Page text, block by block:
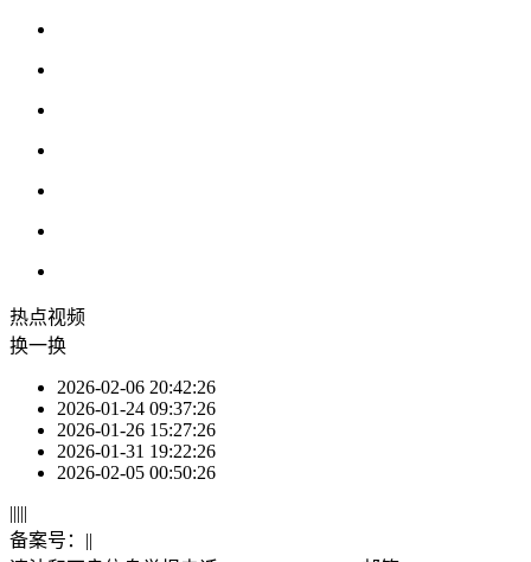
热点视频
换一换
2026-02-06 20:42:26
2026-01-24 09:37:26
2026-01-26 15:27:26
2026-01-31 19:22:26
2026-02-05 00:50:26
|||||
备案号： ||